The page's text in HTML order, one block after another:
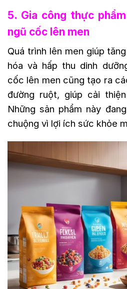
5. Gia công thực
ngũ cốc lên men
Quá trình lên men giúp
hóa và hấp thu dinh
cốc lên men cũng tạo ra
đường ruột, giúp cải
Những sản phẩm này
chuộng vì lợi ích sức khỏe